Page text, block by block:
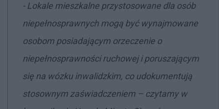
- Lokale mieszkalne przystosowane dla osób
niepełnosprawnych mogą być wynajmowane
osobom posiadającym orzeczenie o
niepełnosprawności ruchowej i poruszającym
się na wózku inwalidzkim, co udokumentują
stosownym zaświadczeniem – czytamy w